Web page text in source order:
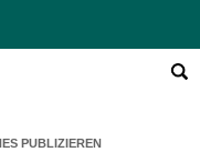
nach:
PUBLIZIEREN